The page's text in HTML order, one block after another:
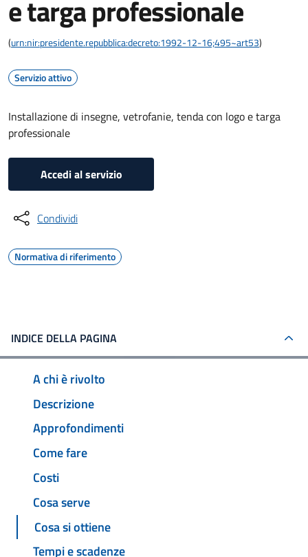
e targa professionale
(urn:nir:presidente.repubblica:decreto:1992-12-16;495~art53)
Servizio attivo
Installazione di insegne, vetrofanie, tenda con logo e targa
professionale
Accedi al servizio
Condividi
Normativa di riferimento
INDICE DELLA PAGINA
A chi è rivolto
Descrizione
Approfondimenti
Come fare
Costi
Cosa serve
Cosa si ottiene
Tempi e scadenze